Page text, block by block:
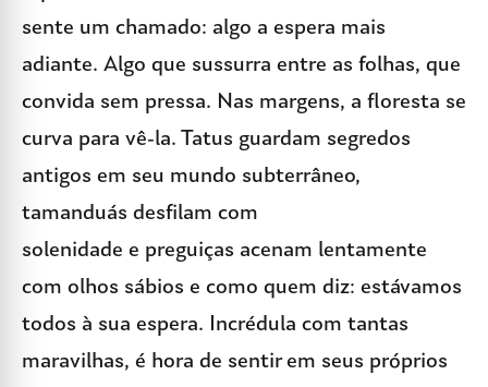
sente um chamado: algo a espera mais
adiante. Algo que sussurra entre as folhas, que
convida sem pressa. Nas margens, a floresta se
curva para vê-la. Tatus guardam segredos
antigos em seu mundo subterrâneo,
tamanduás desfilam com
solenidade e preguiças acenam lentamente
com olhos sábios e como quem diz: estávamos
todos à sua espera. Incrédula com tantas
maravilhas, é hora de sentir em seus próprios